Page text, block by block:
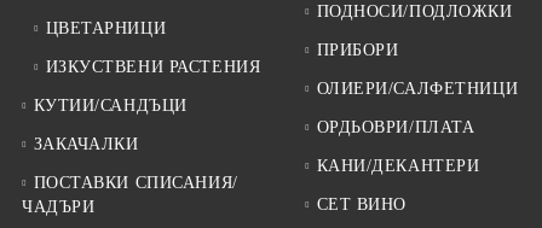
ЦВЕТАРНИЦИ
ИЗКУСТВЕНИ РАСТЕНИЯ
КУТИИ/САНДЪЦИ
ЗАКАЧАЛКИ
ПОСТАВКИ СПИСАНИЯ/
ЧАДЪРИ
ПОДНОСИ/ПОДЛОЖКИ
ПРИБОРИ
ОЛИЕРИ/САЛФЕТНИЦИ
ОРДЬОВРИ/ПЛАТА
КАНИ/ДЕКАНТЕРИ
СЕТ ВИНО